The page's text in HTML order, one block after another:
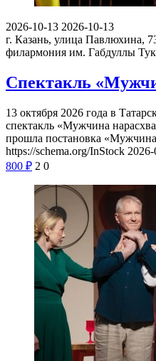
2026-10-13 2026-10-13
г. Казань, улица Павлюхина,
филармония им. Габдуллы
Спектакль
13 октября 2026 года в
спектакль «Мужчина
прошла постановка
https://schema.org/InStock
800 ₽ 2 0